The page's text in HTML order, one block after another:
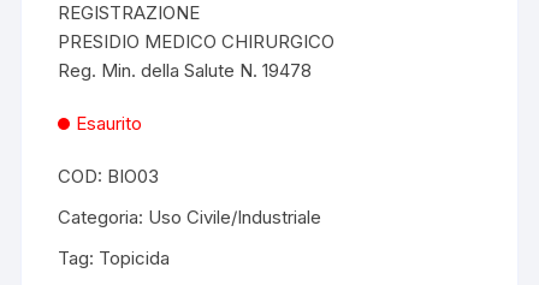
REGISTRAZIONE
PRESIDIO MEDICO CHIRURGICO
Reg. Min. della Salute N. 19478
Esaurito
COD: BIO03
Categoria: Uso Civile/Industriale
Tag: Topicida